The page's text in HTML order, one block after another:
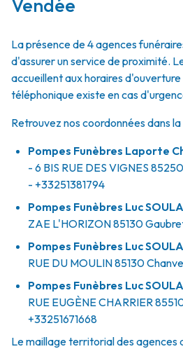
Vendée
La présence de 4 agences
d'assurer un service de proximité.
accueillent aux horaires
téléphonique existe en cas
Retrouvez nos coordonnées dans
Pompes Funèbres Laporte
- 6 BIS RUE DES VIGNES 85250
- +33251381794
Pompes Funèbres Luc
ZAE L'HORIZON85130
Pompes Funèbres Luc
RUE DU MOULIN85130
Pompes Funèbres Luc
RUE EUGÈNE CHARRIER
+33251671668
Le maillage territorial des agences